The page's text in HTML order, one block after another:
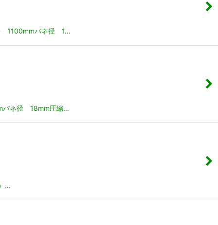
長 1100mmバネ径 1…
バネ径 18mm圧縮…
…